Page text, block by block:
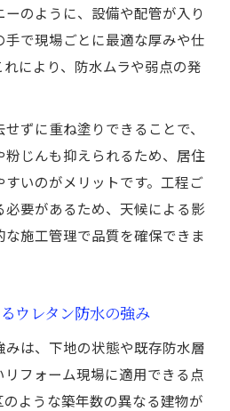
のように、設備や配管が入り
で現場ごとに最適な厚みや仕
れにより、防水ムラや弱点の発
ずに重ね塗りできることで、
じんも抑えられるため、居住
いのがメリットです。工程ご
必要があるため、天候による影
施工管理で品質を確保できま
ウレタン防水の強み
は、下地の状態や既存防水層
フォーム現場に適用できる点
ような築年数の異なる建物が